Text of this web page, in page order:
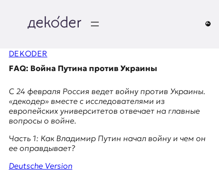
содержимому
e
k
o
d
e
r
DEKODER
FAQ: Война Путина против Украины
С 24 февраля Россия ведет войну против Украины.
«декодер» вместе с исследователями из
европейских университетов отвечает на главные
вопросы о войне.
Часть 1: Как Владимир Путин начал войну и чем он
ее оправдывает?
Deutsche Version